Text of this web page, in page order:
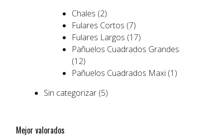
Chales (2)
Fulares Cortos (7)
Fulares Largos (17)
Pañuelos Cuadrados Grandes
(12)
Pañuelos Cuadrados Maxi (1)
Sin categorizar (5)
Mejor valorados